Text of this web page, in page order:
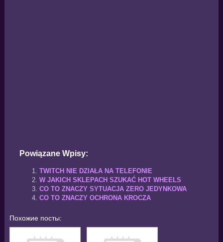
Powiązane Wpisy:
TWITCH NIE DZIAŁA NA TELEFONIE
W JAKICH SKLEPACH SZUKAĆ HOT WHEELS
CO TO ZNACZY SYTUACJA ZERO JEDYNKOWA
CO TO ZNACZY OCHRONA KROCZA
Похожие посты: